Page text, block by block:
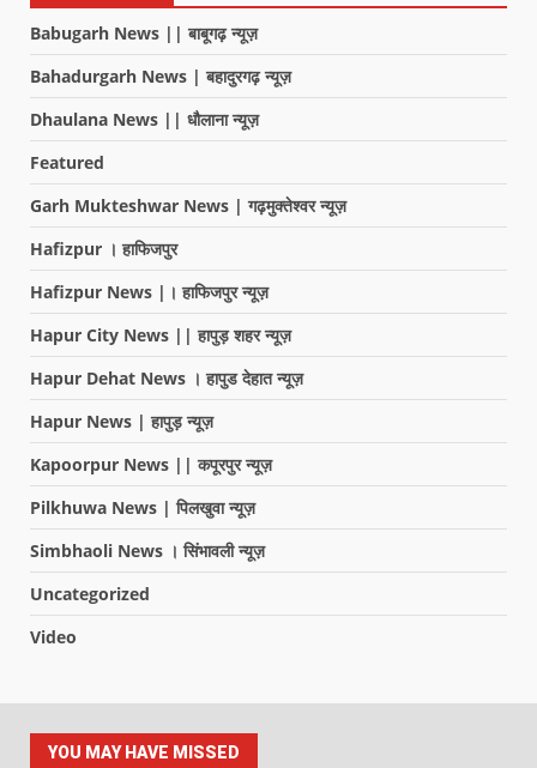
Babugarh News || बाबूगढ़ न्यूज़
Bahadurgarh News | बहादुरगढ़ न्यूज़
Dhaulana News || धौलाना न्यूज़
Featured
Garh Mukteshwar News | गढ़मुक्तेश्वर न्यूज़
Hafizpur । हाफिजपुर
Hafizpur News |। हाफिजपुर न्यूज़
Hapur City News || हापुड़ शहर न्यूज़
Hapur Dehat News । हापुड देहात न्यूज़
Hapur News | हापुड़ न्यूज़
Kapoorpur News || कपूरपुर न्यूज़
Pilkhuwa News | पिलखुवा न्यूज़
Simbhaoli News । सिंभावली न्यूज़
Uncategorized
Video
YOU MAY HAVE MISSED